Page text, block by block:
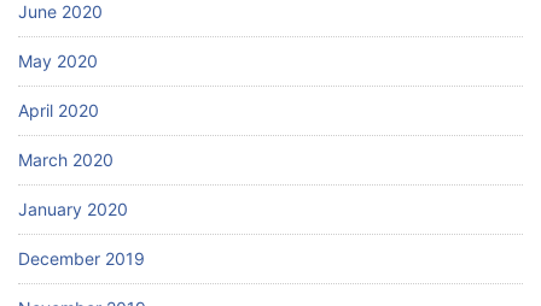
June 2020
May 2020
April 2020
March 2020
January 2020
December 2019